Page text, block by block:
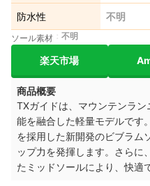
防水性 不明
ソール素材 不明
楽天市場
商品概要
TXガイドは、マウンテンラ
能を融合した軽量モデルです
を採用した新開発のビブラム
ップ力を発揮します。さらに
たミッドソールにより、快適